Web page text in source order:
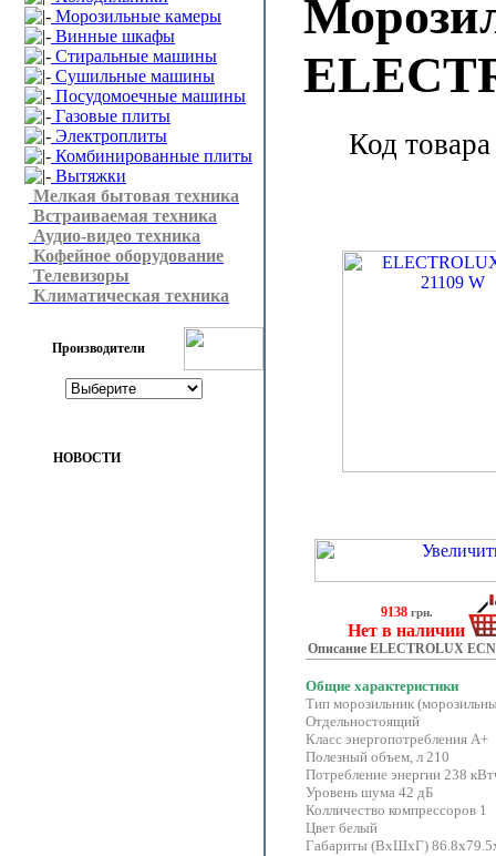
Морозильные камеры
Винные шкафы
Стиральные машины
Сушильные машины
Посудомоечные машины
Газовые плиты
Электроплиты
Комбинированные плиты
Вытяжки
Мелкая бытовая техника
Встраиваемая техника
Аудио-видео техника
Кофейное оборудование
Телевизоры
Климатическая техника
Производители
НОВОСТИ
Код
9138грн.
Нет в наличии
Описание ELECTROLUX ECN
Общие характеристики
Тип морозильник
Отдельностоящий
Класс энергопотребления A+
Полезный объем, л 210
Потребление энергии 238
Уровень шума 42 дБ
Колличество компрессоров 1
Цвет белый
Габариты (ВхШхГ)